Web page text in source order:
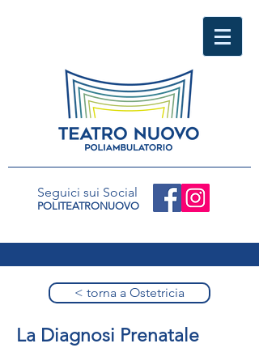
Seguici sui Social
POLITEATRONUOVO
< torna a Ostetricia
La Diagnosi Prenatale